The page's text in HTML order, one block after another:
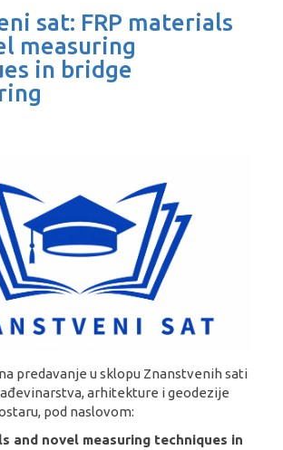
sat: FRP materials
measuring
in bridge
predavanje u sklopu Znanstvenih sati
arhitekture i geodezije
pod naslovom:
and novel measuring techniques in